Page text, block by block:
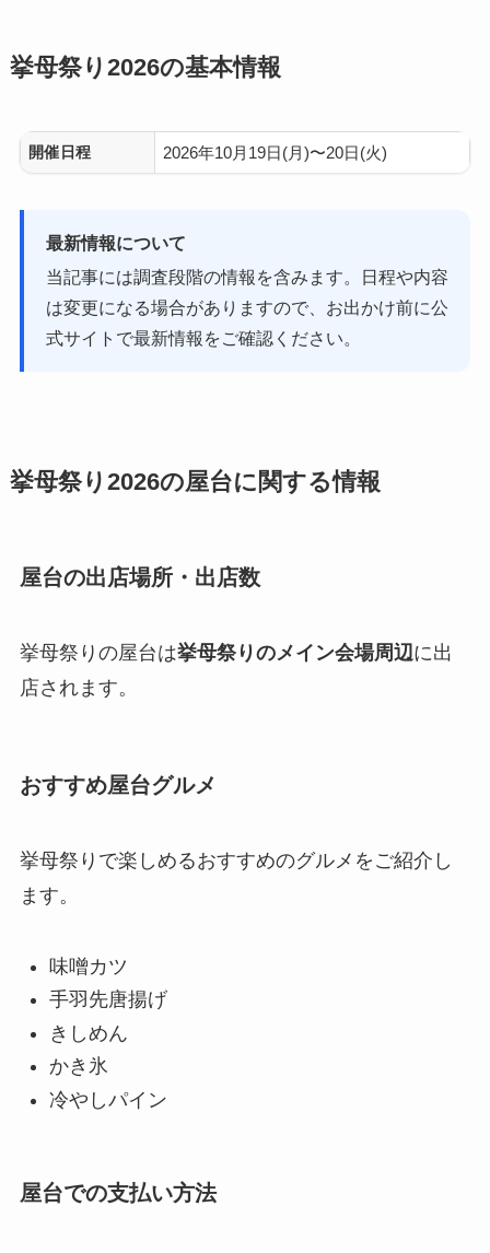
挙母祭り2026の基本情報
開催日程 2026年10月19日(月)〜20日(火)
最新情報について
当記事には調査段階の情報を含みます。日程や内容
は変更になる場合がありますので、お出かけ前に公
式サイトで最新情報をご確認ください。
挙母祭り2026の屋台に関する情報
屋台の出店場所・出店数
挙母祭りの屋台は挙母祭りのメイン会場周辺に出
店されます。
おすすめ屋台グルメ
挙母祭りで楽しめるおすすめのグルメをご紹介し
ます。
味噌カツ
手羽先唐揚げ
きしめん
かき氷
冷やしパイン
屋台での支払い方法